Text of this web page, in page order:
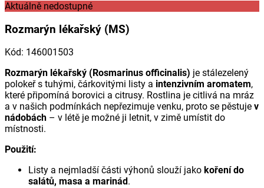
Aktuálně nedostupné
Rozmarýn lékařský (MS)
Kód: 146001503
Rozmarýn lékařský (Rosmarinus officinalis) je stálezelený
polokeř s tuhými, čárkovitými listy a intenzivním aromatem,
které připomíná borovici a citrusy. Rostlina je citlivá na mráz
a v našich podmínkách nepřezimuje venku, proto se pěstuje v
nádobách – v létě je možné ji letnit, v zimě umístit do
místnosti.
Použití:
Listy a nejmladší části výhonů slouží jako koření do
salátů, masa a marinád .